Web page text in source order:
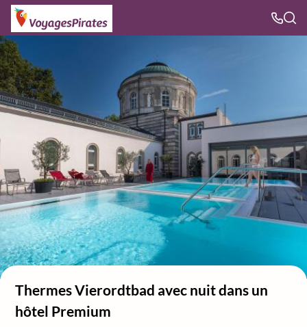
Thermes Vierordtbad avec nuit dans un
hôtel Premium